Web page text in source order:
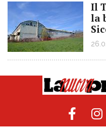
Il
la